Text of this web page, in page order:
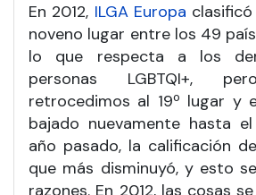
En 2012, ILGA Europa
noveno lugar entre los 49
lo que respecta a los
personas LGBTQI+,
retrocedimos al 19º lugar y
bajado nuevamente hasta
año pasado, la calificación
que más disminuyó, y esto
razones. En 2012, las cosas